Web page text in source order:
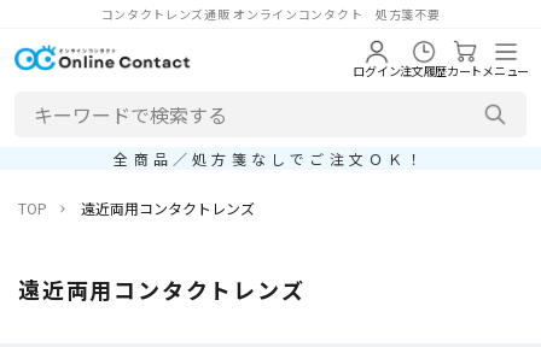
コンタクトレンズ通販 オンラインコンタクト 処方箋不要
ログイン注文履歴カートメニュー
全商品／処方箋なしでご注文ＯＫ！
TOP 遠近両用コンタクトレンズ
遠近両用コンタクトレンズ